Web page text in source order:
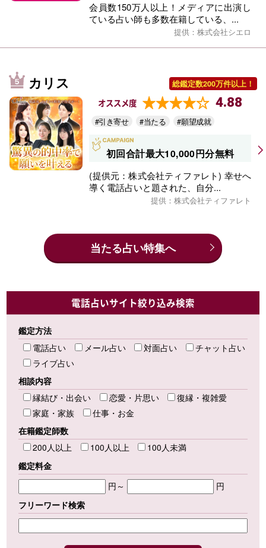
会員数150万人以上！メディアに出演し
ている占い師も多数在籍している、...
提供：株式会社シエロ
カリス 総鑑定数200万件以上！
オススメ度 4.88
#引き寄せ #当たる #願望成就
初回合計最大10,000円分無料
(提供元：株式会社ティファレト) 幸せへ
導く電話占いと題された、自分...
提供：株式会社ティファレト
当たる占い特集へ
電話占いサイト絞り込み検索
鑑定方法
電話占い
メール占い 対面占い
チャット占い
ライブ占い
相談内容
縁結び・出会い
恋愛・片思い
復縁・複雑愛
家庭・家族
仕事・お金
在籍鑑定師数
200人以上
100人以上
100人未満
鑑定料金
円～
円
フリーワード検索